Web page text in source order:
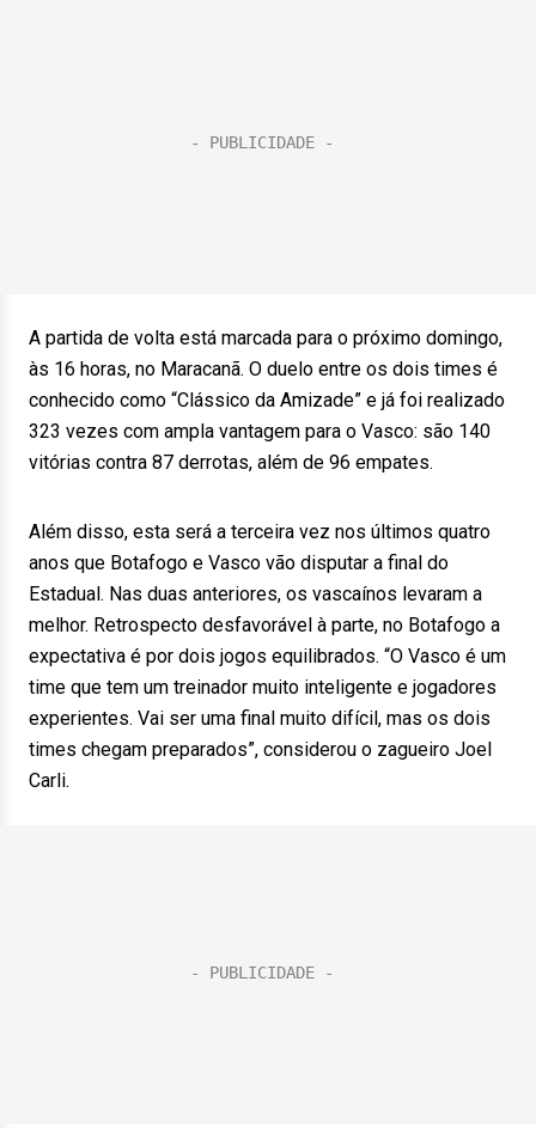
A partida de volta está marcada para o próximo domingo,
às 16 horas, no Maracanã. O duelo entre os dois times é
conhecido como “Clássico da Amizade” e já foi realizado
323 vezes com ampla vantagem para o Vasco: são 140
vitórias contra 87 derrotas, além de 96 empates.
Além disso, esta será a terceira vez nos últimos quatro
anos que Botafogo e Vasco vão disputar a final do
Estadual. Nas duas anteriores, os vascaínos levaram a
melhor. Retrospecto desfavorável à parte, no Botafogo a
expectativa é por dois jogos equilibrados. “O Vasco é um
time que tem um treinador muito inteligente e jogadores
experientes. Vai ser uma final muito difícil, mas os dois
times chegam preparados”, considerou o zagueiro Joel
Carli.